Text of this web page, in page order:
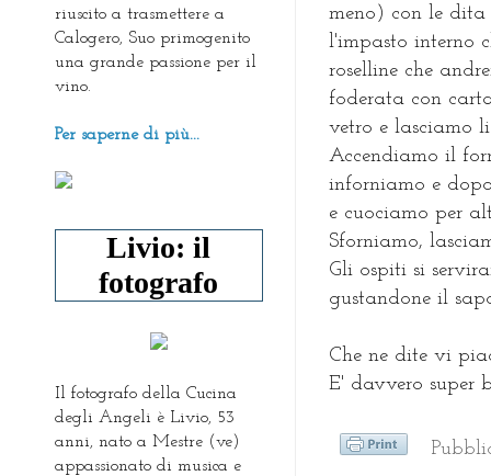
meno) con le dita
l'impasto interno
roselline che
foderata con
vetro e lasciamo
Accendiamo il
inforniamo e
e cuociamo per
Sforniamo,
Gli ospiti si
gustandone il
Che ne dite vi
E' davvero super
riuscito a trasmettere a
Calogero, Suo primogenito
una grande passione per il
vino.
Per saperne di più...
Livio: il
fotografo
Il fotografo della Cucina
degli Angeli è Livio, 53
anni, nato a Mestre (ve)
appassionato di musica e